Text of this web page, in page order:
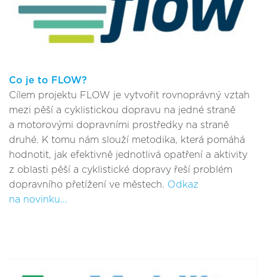
Co je to FLOW?
Cílem projektu FLOW je vytvořit rovnoprávný vztah
mezi pěší a cyklistickou dopravu na jedné straně
a motorovými dopravními prostředky na straně
druhé. K tomu nám slouží metodika, která pomáhá
hodnotit, jak efektivně jednotlivá opatření a aktivity
z oblasti pěší a cyklistické dopravy řeší problém
dopravního přetížení ve městech. Odkaz
na novinku...